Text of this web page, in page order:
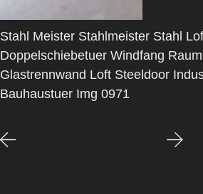
Stahl Meister Stahlmeister Stahl
Doppelschiebetuer Windfang
Glastrennwand Loft Steeldoor
Bauhaustuer Img 0971